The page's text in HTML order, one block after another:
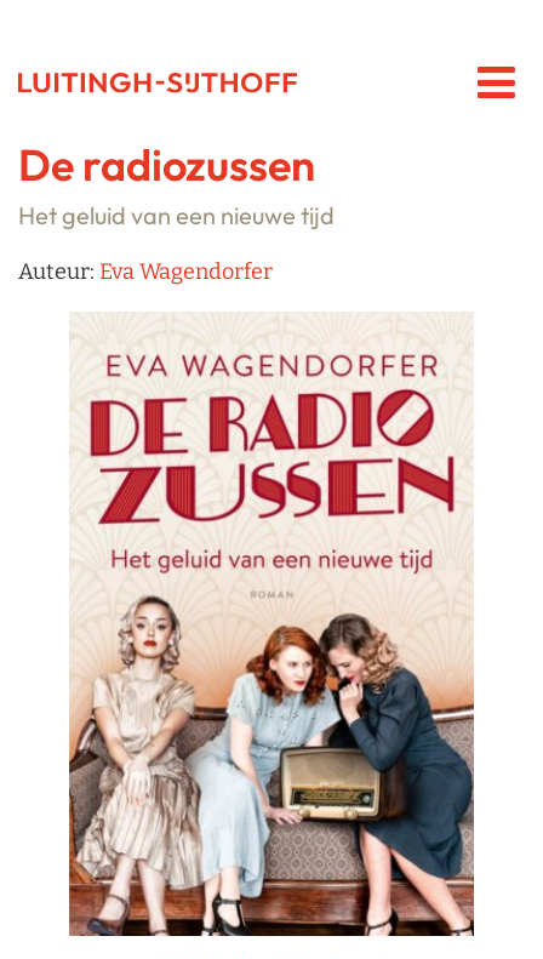
De radiozussen
Het geluid van een nieuwe tijd
Auteur: Eva Wagendorfer